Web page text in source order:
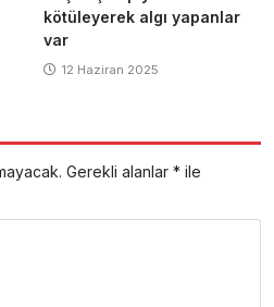
kötüleyerek algı yapanlar
var
12 Haziran 2025
Gerekli alanlar * ile